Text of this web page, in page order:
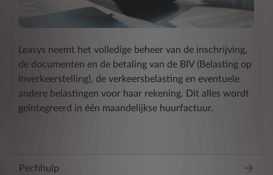
Leasys neemt het volledige beheer van de inschrijving,
de documenten en de betaling van de BIV (Belasting op
Inverkeerstelling), de verkeersbelasting en eventuele
andere belastingen voor haar rekening. Dit alles wordt
geïntegreerd in één maandelijkse huurfactuur.
Pechhulp